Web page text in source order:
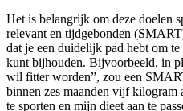
Het is belangrijk om deze doelen
relevant en tijdgebonden
dat je een duidelijk pad hebt om
kunt bijhouden. Bijvoorbeeld, in
wil fitter worden”, zou een
binnen zes maanden vijf
te sporten en mijn dieet aan te